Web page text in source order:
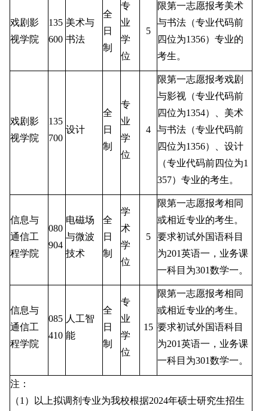
戏剧影
视学院
135
600
美术与
书法
全
日
制
专
业
学
位
5
限第一志愿报考美术
与书法（专业代码前
四位为1356）专业的
考生。
戏剧影
视学院
135
700
设计
全
日
制
专
业
学
位
4
限第一志愿报考戏剧
与影视（专业代码前
四位为1354）、美术
与书法（专业代码前
四位为1356）、设计
（专业代码前四位为1
357）专业的考生。
信息与
通信工
程学院
080
904
电磁场
与微波
技术
全
日
制
学
术
学
位
5
限第一志愿报考相同
或相近专业的考生。
要求初试外国语科目
为201英语一，业务课
一科目为301数学一。
信息与
通信工
程学院
085
410
人工智
能
全
日
制
专
业
学
位
15
限第一志愿报考相同
或相近专业的考生。
要求初试外国语科目
为201英语一，业务课
一科目为301数学一。
注：
（1 ）以上拟调剂专业为我校根据2024年硕士研究生招生